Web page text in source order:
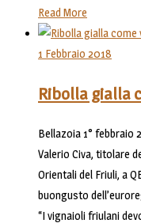
Read More
1 Febbraio 2018
Ribolla gialla
Bellazoia 1° febbraio
Valerio Civa, titolare
Orientali del Friuli, a
buongusto
“I vignaioli friulani